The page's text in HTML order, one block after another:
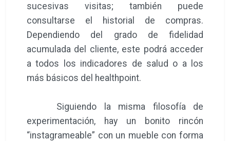
sucesivas visitas; también puede
consultarse el historial de compras.
Dependiendo del grado de fidelidad
acumulada del cliente, este podrá acceder
a todos los indicadores de salud o a los
más básicos del healthpoint.
Siguiendo la misma filosofía de
experimentación, hay un bonito rincón
“instagrameable” con un mueble con forma